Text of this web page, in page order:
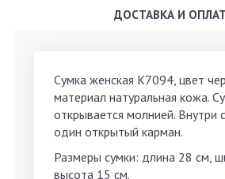
ДОСТАВКА И
Сумка женская K7094, цвет
материал натуральная кожа.
открывается молнией. Внутри
один открытый карман.
Размеры сумки: длина 28 см,
высота 15 см.